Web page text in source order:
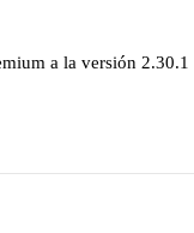
a la versión 2.30.1